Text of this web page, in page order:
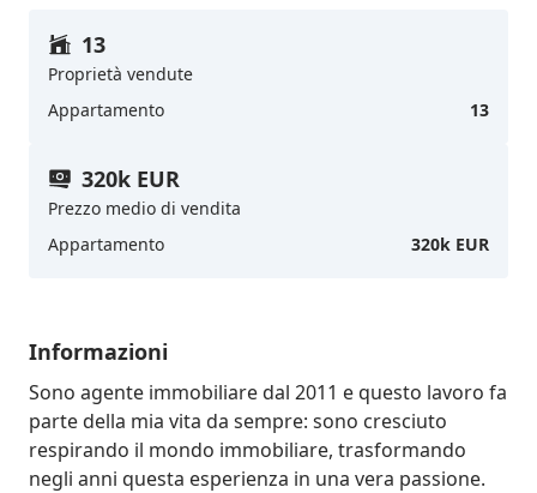
13
Proprietà vendute
Appartamento
13
320k EUR
Prezzo medio di vendita
Appartamento
320k EUR
Informazioni
Sono agente immobiliare dal 2011 e questo lavoro fa
parte della mia vita da sempre: sono cresciuto
respirando il mondo immobiliare, trasformando
negli anni questa esperienza in una vera passione.